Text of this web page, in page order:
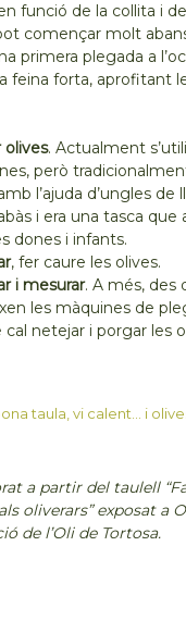
funció de la collita i
començar molt
primera plegada a
feina forta, aprofitant
olives. Actualment
però
l’ajuda d’ungles de
i era una tasca
dones i infants.
, fer caure les olives.
i mesurar. A més, des
les màquines de
netejar i porgar les
taula, vi calent… i
a partir del taulell
oliverars” exposat a
de l’Oli de Tortosa.